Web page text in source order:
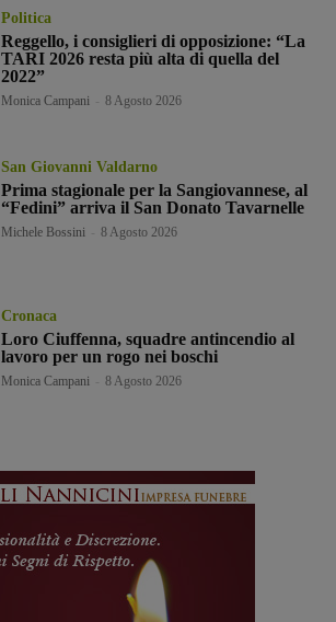
Politica
Reggello, i consiglieri di opposizione: “La
TARI 2026 resta più alta di quella del
2022”
Monica Campani 8 Agosto 2026
San Giovanni Valdarno
Prima stagionale per la Sangiovannese, al
“Fedini” arriva il San Donato Tavarnelle
Michele Bossini 8 Agosto 2026
Cronaca
Loro Ciuffenna, squadre antincendio al
lavoro per un rogo nei boschi
Monica Campani 8 Agosto 2026